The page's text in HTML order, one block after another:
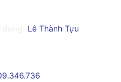
Lê Thành Tựu